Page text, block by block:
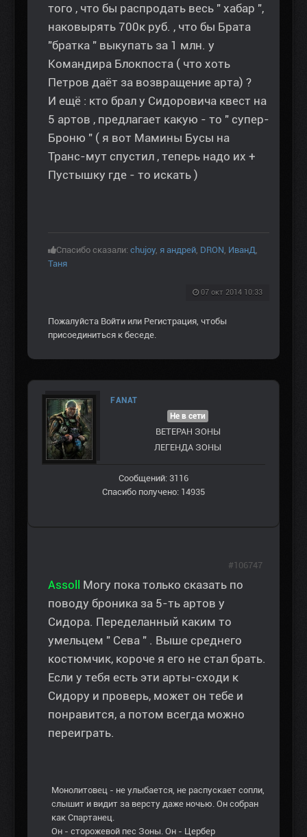
того , что бы распродать весь " хабар ",
наковырять 700к руб. , что бы Брата
"братка " выкупать за 1 млн. у
Командира Блокпоста ( что хоть
Петров даёт за возвращение арта) ?
И ещё : кто брал у Сидоровича квест на
5 артов , предлагает какую - то " супер-
Броню " ( я вот Мамины Бусы на
Транс-мут спустил , теперь надо их +
Пустышку где - то искать )
Спасибо сказали: chujoy я андрей DRON ИванД
Таня
07 окт 2014 10:33
Пожалуйста Войти или Регистрация , чтобы
присоединиться к беседе.
FANAT
Не в сети
ВЕТЕРАН ЗOНЫ
ЛЕГЕНДА ЗОНЫ
Сообщений: 3116
Спасибо получено: 14935
Assoll Могу пока только сказать по
поводу броника за 5-ть артов у
Сидора. Переделанный каким то
умельцем " Сева " . Выше среднего
костюмчик, короче я его не стал брать.
Если у тебя есть эти арты-сходи к
Сидору и проверь, может он тебе и
понравится, а потом всегда можно
переиграть.
Монолитовец - не улыбается, не распускает сопли,
слышит и видит за версту даже ночью. Он собран
как Спартанец.
Он - сторожевой пес Зоны. Он - Цербер
#106747